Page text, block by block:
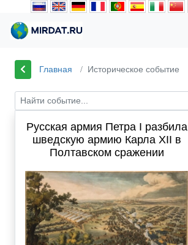
Главная Историческое событие
Русская армия Петра I разбила
шведскую армию Карла XII в
Полтавском сражении